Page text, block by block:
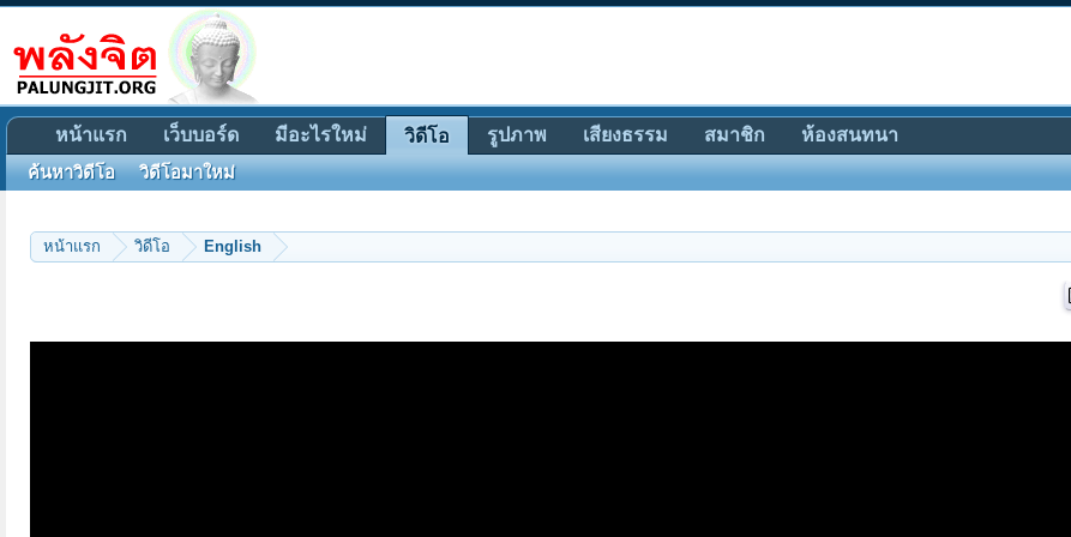
หน้าแรก วิดีโอ English
หน้าแรก เว็บบอร์ด มีอะไรใหม่ วิดีโอ
ค้นหาวิดีโอ วิดีโอมาใหม่
รูปภาพ เสียงธรรม สมาชิก ห้องสนทนา